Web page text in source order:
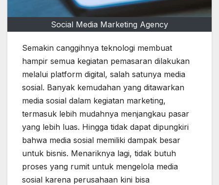
Social Media Marketing Agency
Semakin canggihnya teknologi membuat
hampir semua kegiatan pemasaran dilakukan
melalui platform digital, salah satunya media
sosial. Banyak kemudahan yang ditawarkan
media sosial dalam kegiatan marketing,
termasuk lebih mudahnya menjangkau pasar
yang lebih luas. Hingga tidak dapat dipungkiri
bahwa media sosial memiliki dampak besar
untuk bisnis. Menariknya lagi, tidak butuh
proses yang rumit untuk mengelola media
sosial karena perusahaan kini bisa